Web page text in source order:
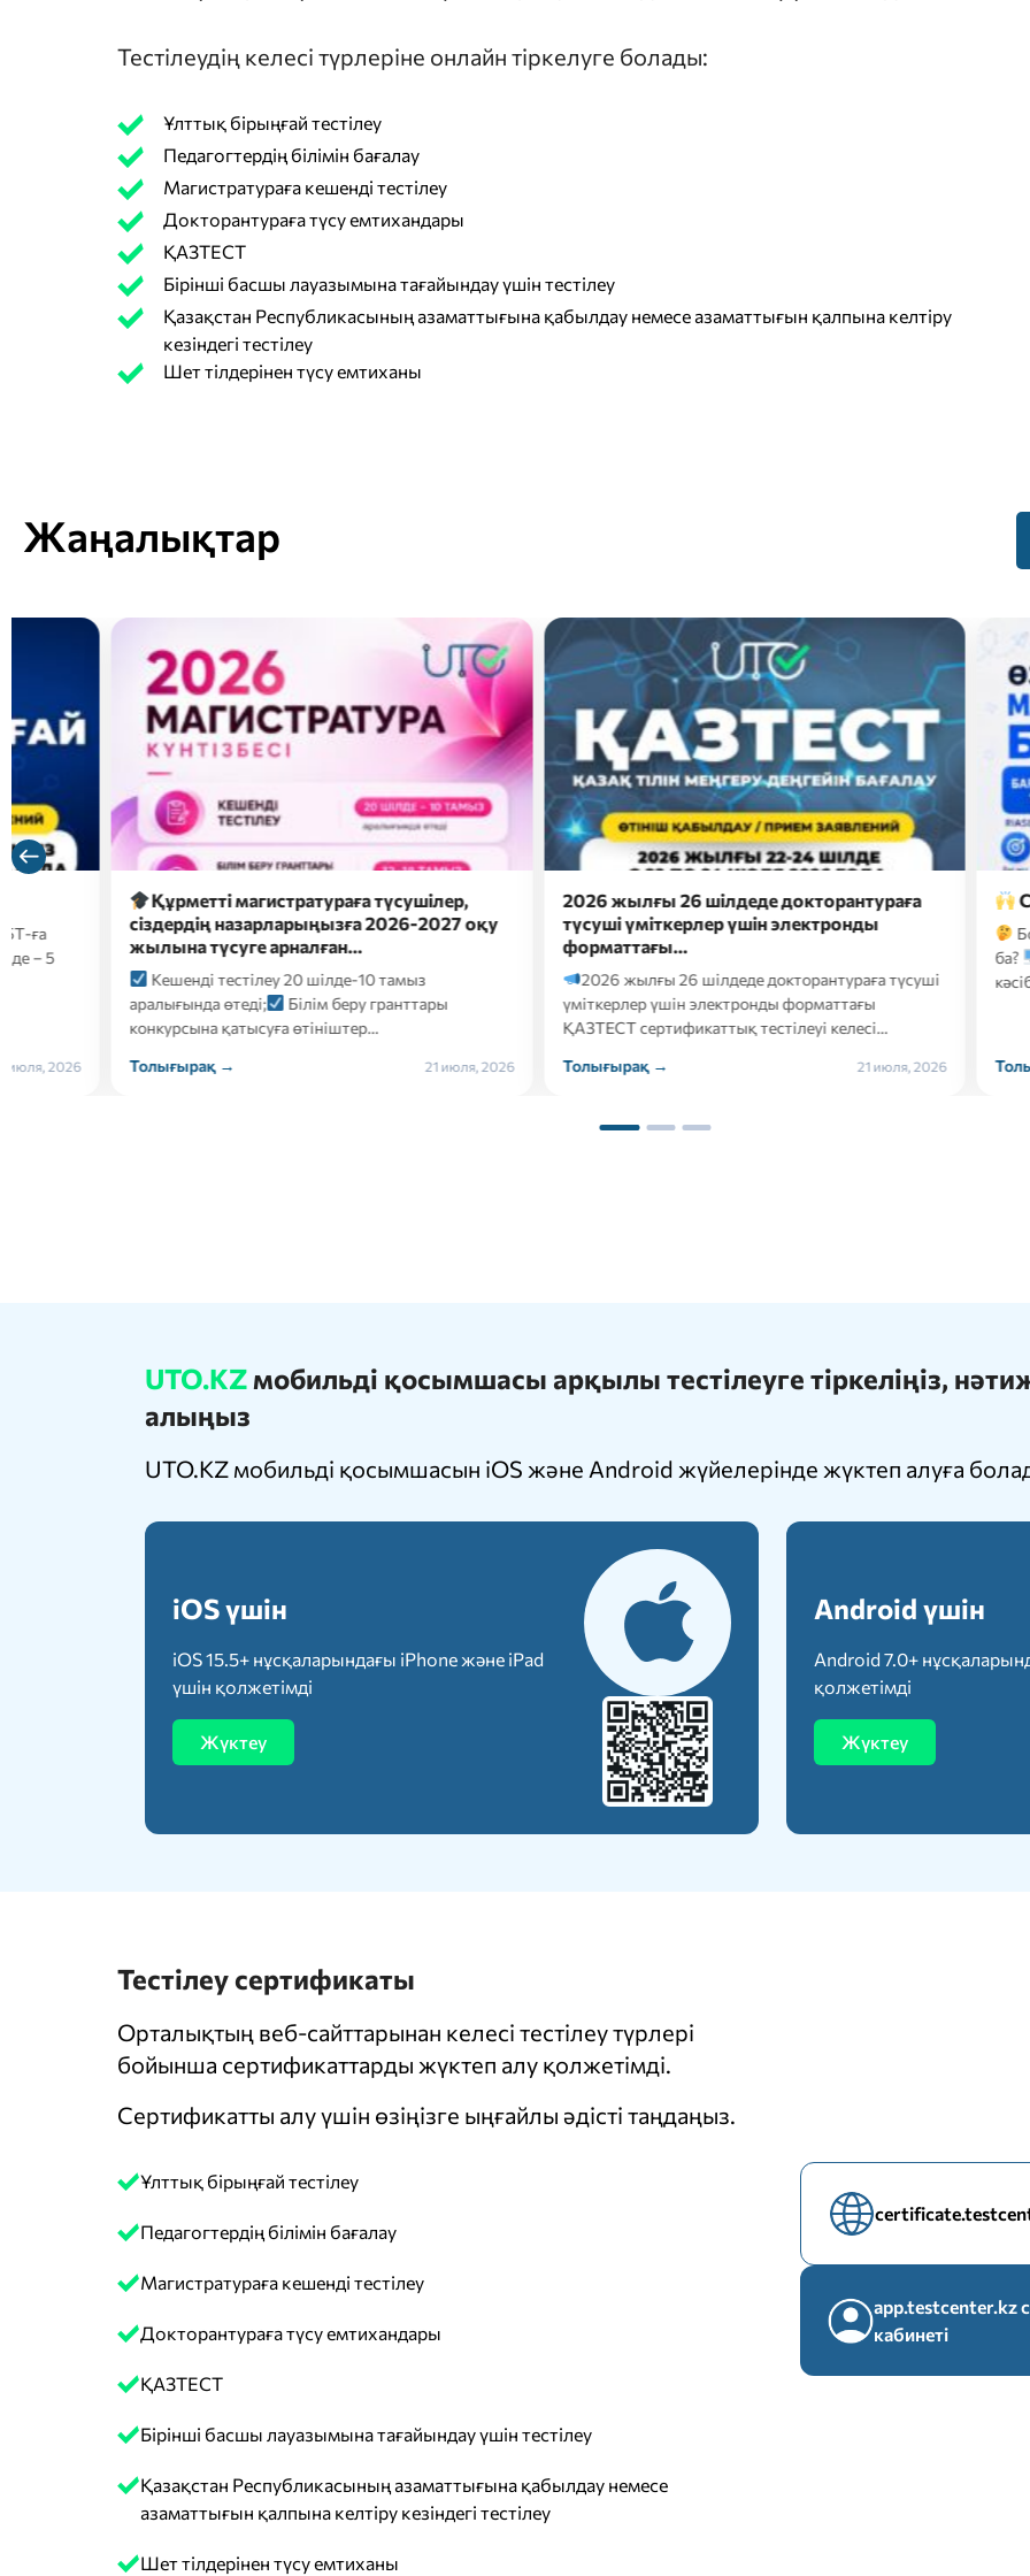
Тестілеудің келесі түрлеріне онлайн тіркелуге болады:
Ұлттық бірыңғай тестілеу
Педагогтердің білімін бағалау
Магистратураға кешенді тестілеу
Докторантураға түсу емтихандары
ҚАЗТЕСТ
Бірінші басшы лауазымына тағайындау үшін тестілеу
Қазақстан Республикасының азаматтығына қабылдау немесе азаматтығын қалпына келтіру
кезіндегі тестілеу
Шет тілдерінен түсу емтиханы
Жаңалықтар
Құрметті магистратураға түсушілер,
сіздердің назарларыңызға 2026-2027 оқу
жылына түсуге арналған…
Кешенді тестілеу 20 шілде-10 тамыз
аралығында өтеді;
Білім беру гранттары
конкурсына қатысуға өтініштер…
Толығырақ →
2026 жылғы 26 шілдеде докторантураға
түсуші үміткерлер үшін электронды
форматтағы…
2026 жылғы 26 шілдеде докторантураға түсуші
үміткерлер үшін электронды форматтағы
ҚАЗТЕСТ сертификаттық тестілеуі келесі…
Толығырақ →
Сәлем,
Болашақ
Онда
кәсіби бағдарлау
Толығырақ →
UTO.KZ мобильді қосымшасы арқылы тестілеуге тіркеліңіз,
алыңыз
UTO.KZ мобильді қосымшасын iOS және Android жүйелерінде жүктеп алуға
iOS үшін
iOS 15.5+ нұсқаларындағы iPhone және iPad
үшін қолжетімді
Жүктеу
Android үшін
Android 7.0+
қолжетімді
Жүктеу
Тестілеу сертификаты
Орталықтың веб-сайттарынан келесі тестілеу түрлері
бойынша сертификаттарды жүктеп алу қолжетімді.
Сертификатты алу үшін өзіңізге ыңғайлы әдісті таңдаңыз.
Ұлттық бірыңғай тестілеу
Педагогтердің білімін бағалау
Магистратураға кешенді тестілеу
Докторантураға түсу емтихандары
ҚАЗТЕСТ
Бірінші басшы лауазымына тағайындау үшін тестілеу
Қазақстан Республикасының азаматтығына қабылдау немесе
азаматтығын қалпына келтіру кезіндегі тестілеу
Шет тілдерінен түсу емтиханы
app.testcenter.kz
кабинеті